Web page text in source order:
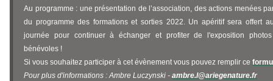
Au programme : une présentation de l’association, des actions menées
du programme des formations et sorties 2022. Un apéritif sera offert
journée pour continuer à échanger et profiter de l'exposition
bénévoles !
Si vous souhaitez participer à cet évènement vous pouvez remplir ce
Pour plus d'informations : Ambre Luczynski - ambre.l@ariegenature.fr